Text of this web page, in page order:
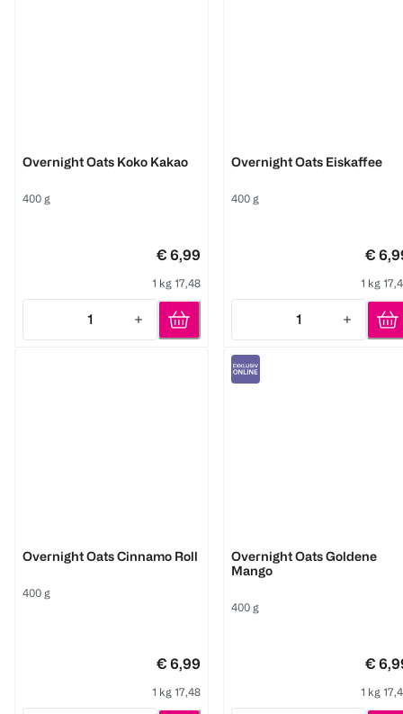
Overnight Oats Koko Kakao
400 g
€ 6,99
1 kg 17,48
1
Quantity: 1
Overnight Oats Eiskaffee
400 g
€
1 kg
1
Quantity: 1
Overnight Oats Cinnamo Roll
400 g
€ 6,99
1 kg 17,48
Overnight Oats Goldene
Mango
400 g
€
1 kg